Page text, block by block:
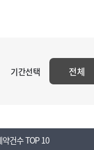
기간선택 전체
약건수 TOP 10